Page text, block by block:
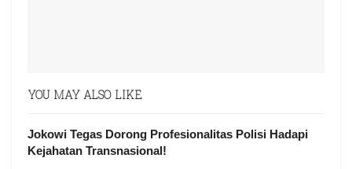
YOU MAY ALSO LIKE
Jokowi Tegas Dorong Profesionalitas Polisi Hadapi
Kejahatan Transnasional!